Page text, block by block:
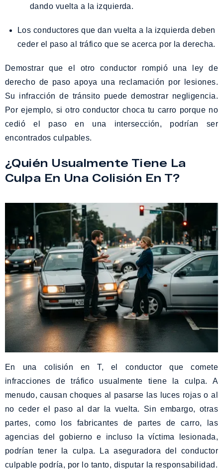
dando vuelta a la izquierda.
Los conductores que dan vuelta a la izquierda deben
ceder el paso al tráfico que se acerca por la derecha.
Demostrar que el otro conductor rompió una ley de
derecho de paso apoya una reclamación por lesiones.
Su infracción de tránsito puede demostrar negligencia.
Por ejemplo, si otro conductor choca tu carro porque no
cedió el paso en una intersección, podrían ser
encontrados culpables.
¿Quién Usualmente Tiene La
Culpa En Una Colisión En T?
En una colisión en T, el conductor que comete
infracciones de tráfico usualmente tiene la culpa. A
menudo, causan choques al pasarse las luces rojas o al
no ceder el paso al dar la vuelta. Sin embargo, otras
partes, como los fabricantes de partes de carro, las
agencias del gobierno e incluso la víctima lesionada,
podrían tener la culpa. La aseguradora del conductor
culpable podría, por lo tanto, disputar la responsabilidad.